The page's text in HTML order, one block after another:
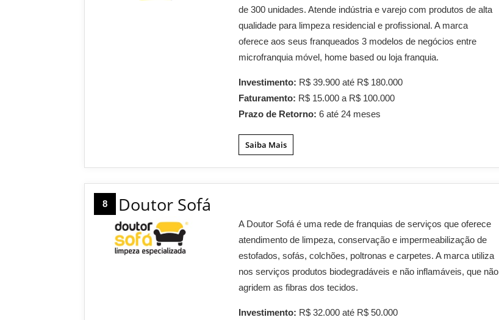
de 300 unidades. Atende indústria e varejo com produtos de alta
qualidade para limpeza residencial e profissional. A marca
oferece aos seus franqueados 3 modelos de negócios entre
microfranquia móvel, home based ou loja franquia.
Investimento: R$ 39.900 até R$ 180.000
Faturamento: R$ 15.000 a R$ 100.000
Prazo de Retorno:6 até 24 meses
Saiba Mais
8 Doutor Sofá
A Doutor Sofá é uma rede de franquias de serviços que oferece
atendimento de limpeza, conservação e impermeabilização de
estofados, sofás, colchões, poltronas e carpetes. A marca utiliza
nos serviços produtos biodegradáveis e não inflamáveis, que não
agridem as fibras dos tecidos.
Investimento: R$ 32.000 até R$ 50.000